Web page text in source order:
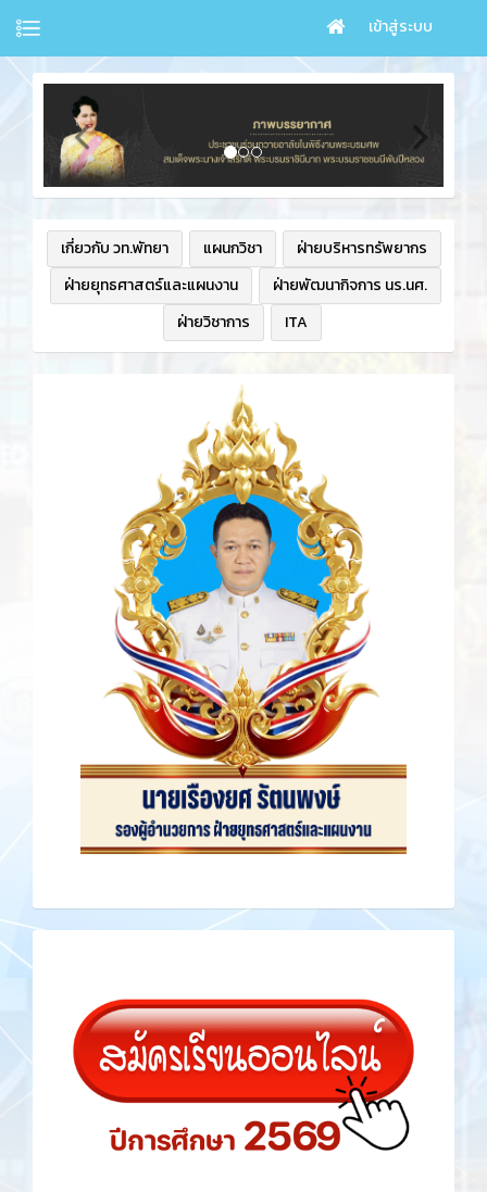
เข้าสู่ระบบ
เกี่ยวกับ วท.พัทยา แผนกวิชา
ฝ่ายบริหารทรัพยากร
ฝ่ายยุทธศาสตร์และแผนงาน
ฝ่ายพัฒนากิจการ นร.นศ.
ฝ่ายวิชาการ
ITA